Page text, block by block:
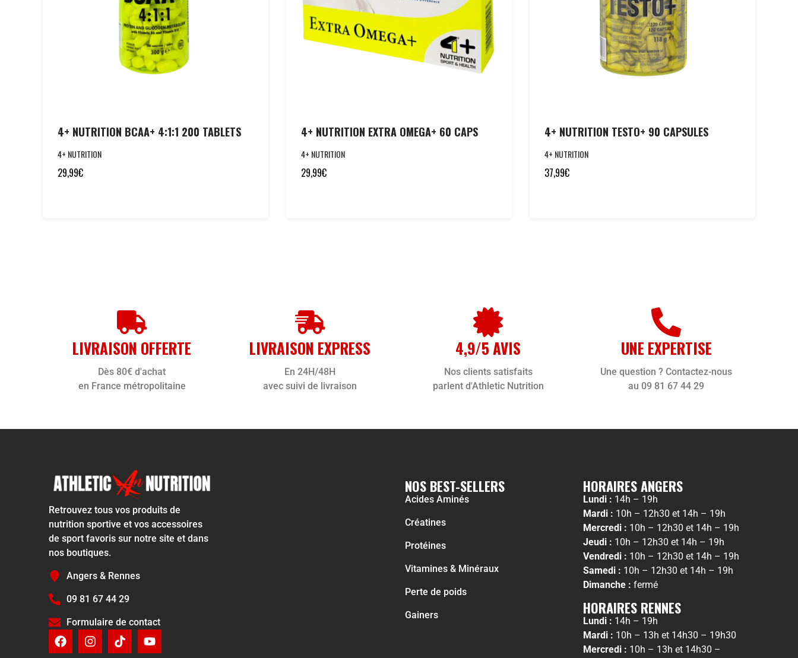
4+ NUTRITION BCAA+ 4:1:1 200 TABLETS
4+ NUTRITION
29,99€
4+ NUTRITION EXTRA OMEGA+ 60 CAPS
4+ NUTRITION
29,99€
4+ NUTRITION TESTO+ 90 CAPSULES
4+ NUTRITION
37,99€
LIVRAISON OFFERTE
Dès 80€ d'achat
en France métropolitaine
LIVRAISON EXPRESS
En 24H/48H
avec suivi de livraison
4,9/5 AVIS
Nos clients satisfaits
parlent d'Athletic Nutrition
UNE EXPERTISE
Une question ? Contactez-nous
au 09 81 67 44 29
Retrouvez tous vos produits de
nutrition sportive et vos accessoires
de sport favoris sur notre site et dans
nos boutiques.
Angers & Rennes
09 81 67 44 29
Formulaire de contact
NOS BEST-SELLERS
Acides Aminés
Créatines
Protéines
Vitamines & Minéraux
Perte de poids
Gainers
HORAIRES ANGERS
Lundi : 14h – 19h
Mardi : 10h – 12h30 et 14h – 19h
Mercredi : 10h – 12h30 et 14h – 19h
Jeudi : 10h – 12h30 et 14h – 19h
Vendredi : 10h – 12h30 et 14h – 19h
Samedi : 10h – 12h30 et 14h – 19h
Dimanche : fermé
HORAIRES RENNES
Lundi : 14h – 19h
Mardi : 10h – 13h et 14h30 – 19h30
Mercredi : 10h – 13h et 14h30 –